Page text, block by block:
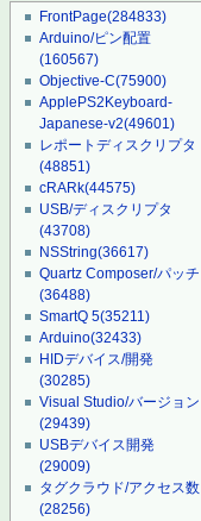
FrontPage(284833)
Arduino/ピン配置
(160567)
Objective-C(75900)
ApplePS2Keyboard-
Japanese-v2(49601)
レポートディスクリプタ
(48851)
cRARk(44575)
USB/ディスクリプタ
(43708)
NSString(36617)
Quartz Composer/パッチ
(36488)
SmartQ 5(35211)
Arduino(32433)
HIDデバイス/開発
(30285)
Visual Studio/バージョン
(29439)
USBデバイス開発
(29009)
タグクラウド/アクセス数
(28256)